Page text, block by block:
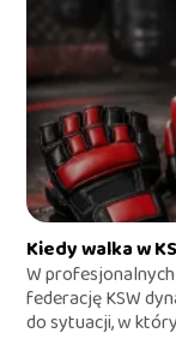
Kiedy walka w
W
federację KSW
do sytuacji, w